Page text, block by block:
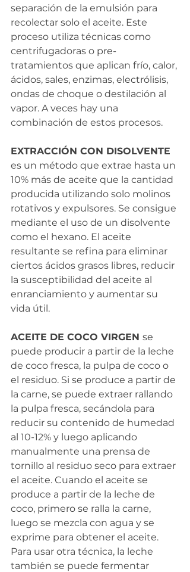
separación de la emulsión para
recolectar solo el aceite. Este
proceso utiliza técnicas como
centrifugadoras o pre-
tratamientos que aplican frío, calor,
ácidos, sales, enzimas, electrólisis,
ondas de choque o destilación al
vapor. A veces hay una
combinación de estos procesos.
EXTRACCIÓN CON DISOLVENTE
es un método que extrae hasta un
10% más de aceite que la cantidad
producida utilizando solo molinos
rotativos y expulsores. Se consigue
mediante el uso de un disolvente
como el hexano. El aceite
resultante se refina para eliminar
ciertos ácidos grasos libres, reducir
la susceptibilidad del aceite al
enranciamiento y aumentar su
vida útil.
ACEITE DE COCO VIRGEN se
puede producir a partir de la leche
de coco fresca, la pulpa de coco o
el residuo. Si se produce a partir de
la carne, se puede extraer rallando
la pulpa fresca, secándola para
reducir su contenido de humedad
al 10-12% y luego aplicando
manualmente una prensa de
tornillo al residuo seco para extraer
el aceite. Cuando el aceite se
produce a partir de la leche de
coco, primero se ralla la carne,
luego se mezcla con agua y se
exprime para obtener el aceite.
Para usar otra técnica, la leche
también se puede fermentar